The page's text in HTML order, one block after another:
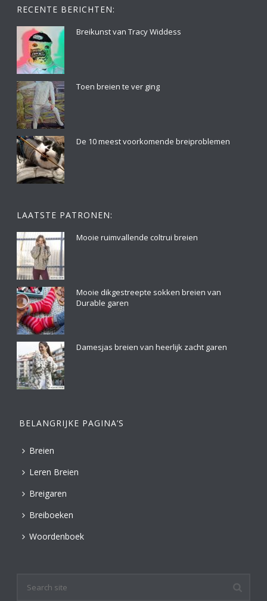
RECENTE BERICHTEN:
Breikunst van Tracy Widdess
Toen breien te ver ging
De 10 meest voorkomende breiproblemen
LAATSTE PATRONEN:
Mooie ruimvallende coltrui breien
Mooie dikgestreepte sokken breien van
Durable garen
Damesjas breien van heerlijk zacht garen
BELANGRIJKE PAGINA’S
Breien
Leren Breien
Breigaren
Breiboeken
Woordenboek